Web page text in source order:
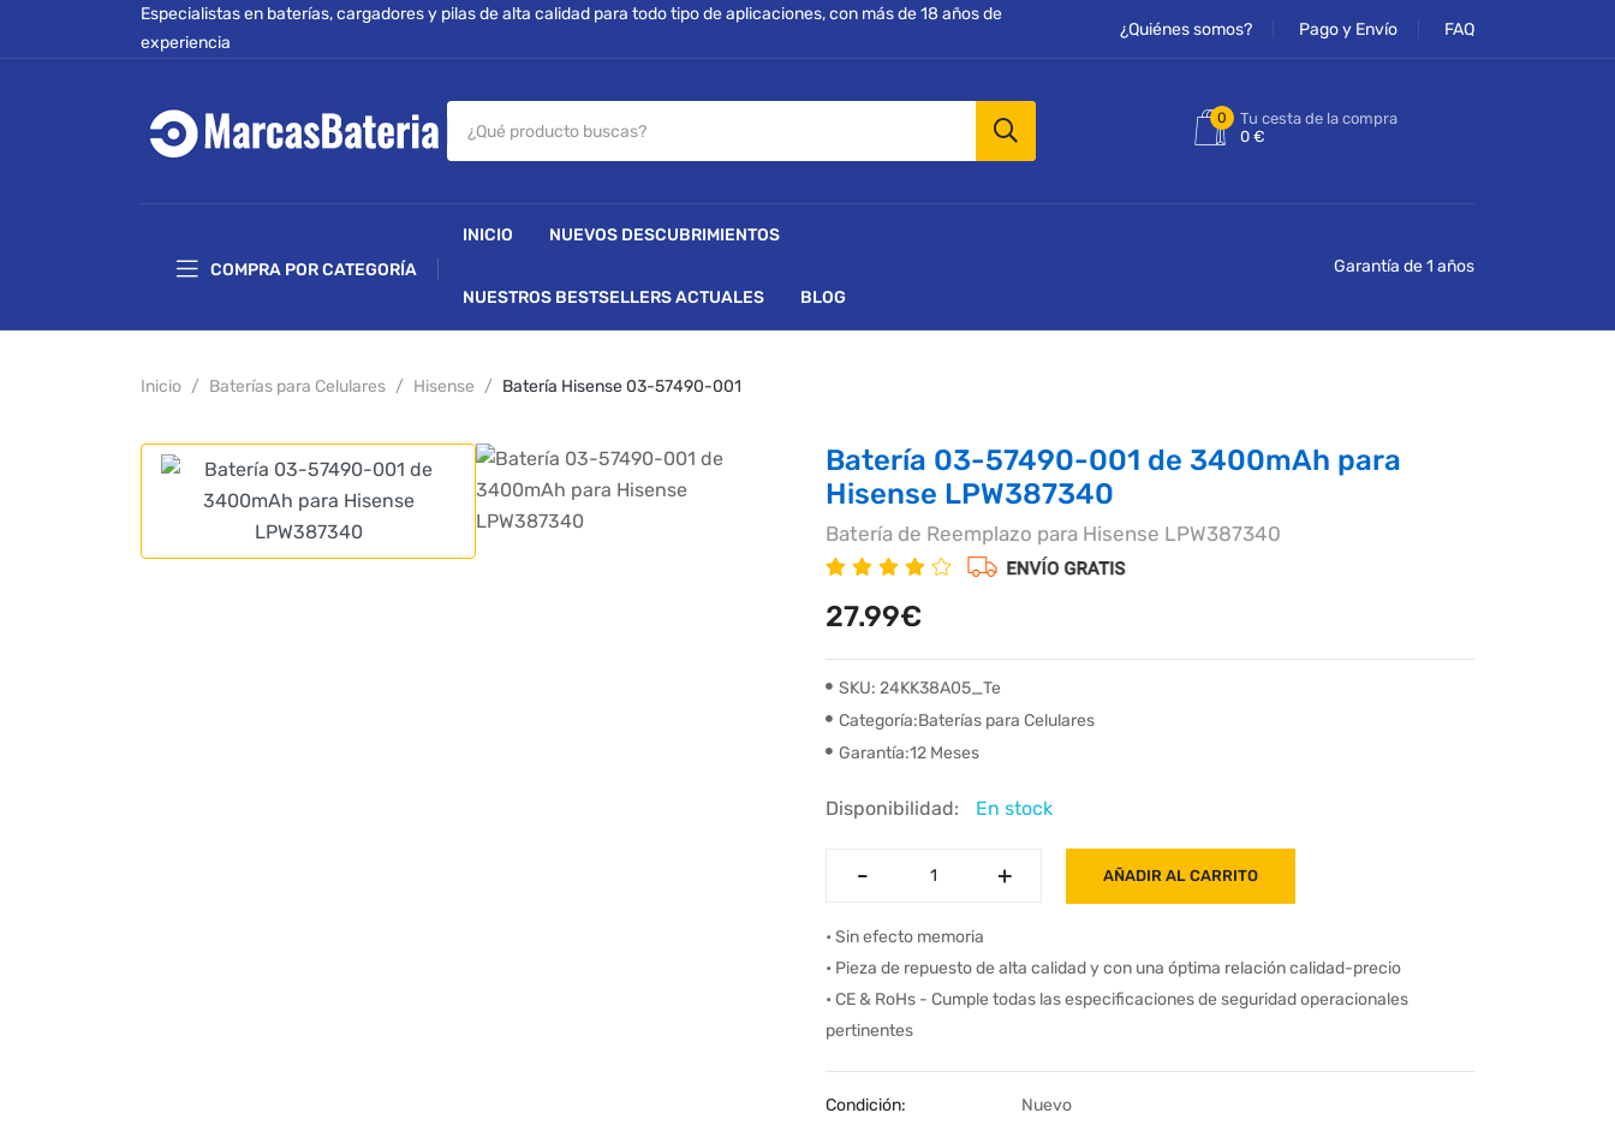
Especialistas en baterías, cargadores y pilas de alta calidad para todo tipo de aplicaciones, con más de 18 años de
experiencia
¿Quiénes somos? Pago y Envío FAQ
0
Tu cesta de la compra
0 €
COMPRA POR CATEGORÍA
INICIO NUEVOS DESCUBRIMIENTOS
NUESTROS BESTSELLERS ACTUALES BLOG
Garantía de 1 años
Inicio Baterías para Celulares Hisense Batería Hisense 03-57490-001
Batería 03-57490-001 de 3400mAh para
Hisense LPW387340
Batería de Reemplazo para Hisense LPW387340
27.99€
SKU: 24KK38A05_Te
Categoría:Baterías para Celulares
Garantía:12 Meses
Disponibilidad: En stock
- +
- + AÑADIR AL CARRITO
• Sin efecto memoria
• Pieza de repuesto de alta calidad y con una óptima relación calidad-precio
• CE & RoHs - Cumple todas las especificaciones de seguridad operacionales
pertinentes
Condición:
Nuevo